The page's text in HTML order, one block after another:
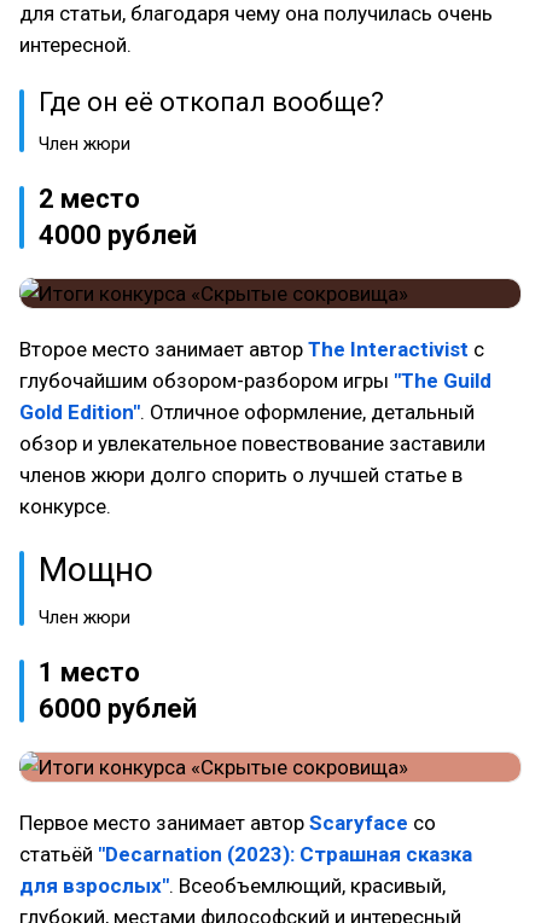
для статьи, благодаря чему она получилась очень
интересной.
Где он её откопал вообще?
Член жюри
2 место
4000 рублей
Второе место занимает автор The Interactivist с
глубочайшим обзором-разбором игры "The Guild
Gold Edition". Отличное оформление, детальный
обзор и увлекательное повествование заставили
членов жюри долго спорить о лучшей статье в
конкурсе.
Мощно
Член жюри
1 место
6000 рублей
Первое место занимает автор Scaryface со
статьёй "Decarnation (2023): Страшная сказка
для взрослых". Всеобъемлющий, красивый,
глубокий, местами философский и интересный